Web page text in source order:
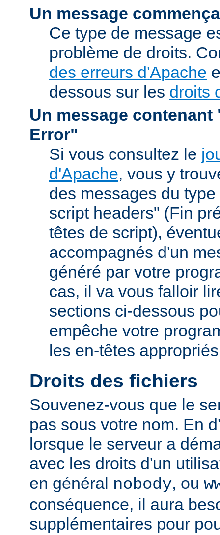
Un message
Ce type de message
problème de droits.
des erreurs d'Apache
dessous sur les droits
Un message contenant
Error"
Si vous consultez le
d'Apache, vous y
des messages du
script headers" (Fin
têtes de script),
accompagnés d'un
généré par votre
cas, il va vous falloir
sections ci-dessous
empêche votre
les en-têtes
Droits des fichiers
Souvenez-vous que le
pas sous votre nom. En
lorsque le serveur a
avec les droits d'un
en général nobody, ou
conséquence, il aura
supplémentaires pour